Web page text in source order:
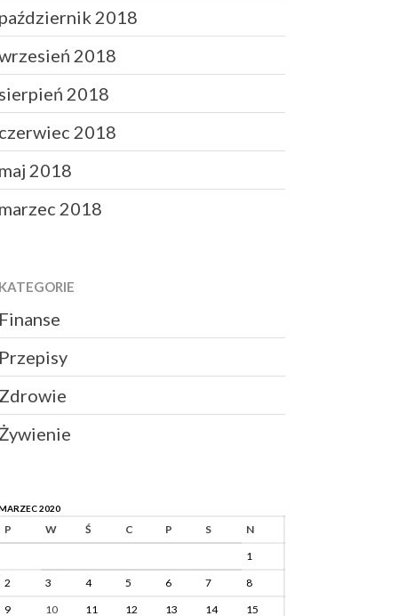
październik 2018
2018
sierpień 2018
czerwiec 2018
maj 2018
marzec 2018
KATEGORIE
Finanse
Przepisy
Zdrowie
Żywienie
2020
P W Ś C P S
N
1
2
3 4 5 6 7
8
9
10 11 12 13 14 15